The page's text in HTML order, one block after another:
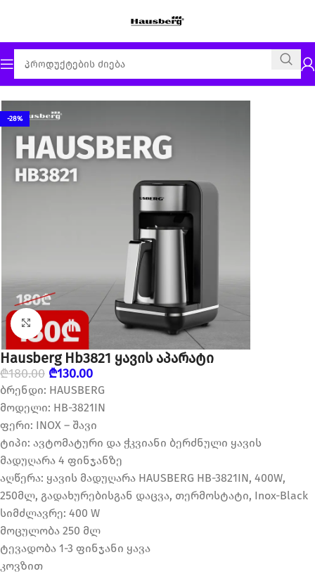
მთავარი ყავის აპარატი
-28%
დააწკაპუნეთ გასადიდებლად
Hausberg Hb3821 ყავის აპარატი
₾180.00 ₾130.00
ბრენდი: HAUSBERG
მოდელი: HB-3821IN
ფერი: INOX – შავი
ტიპი: ავტომატური და ჭკვიანი ბერძნული ყავის
მადუღარა 4 ფინჯანზე
აღწერა: ყავის მადუღარა HAUSBERG HB-3821IN, 400W,
250მლ, გადახურებისგან დაცვა, თერმოსტატი, Inox-Black
სიმძლავრე: 400 W
მოცულობა 250 მლ
ტევადობა 1-3 ფინჯანი ყავა
კოვზით